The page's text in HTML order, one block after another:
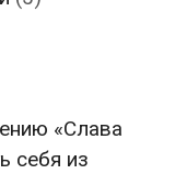
«Слава
себя из